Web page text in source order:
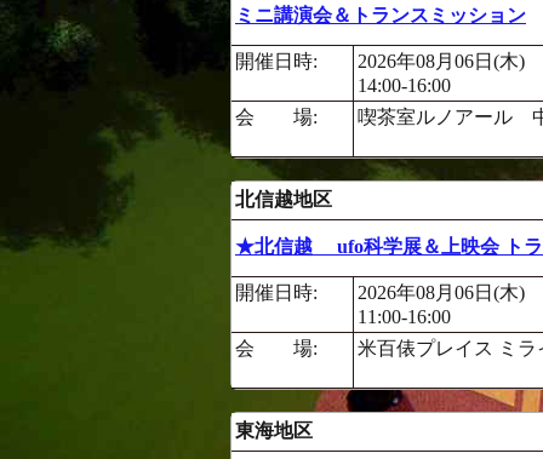
ミニ講演会＆トランスミッション
開催日時:
2026年08月06日(木)
14:00-16:00
会 場:
喫茶室ルノアール
北信越地区
★北信越 ufo科学展＆上映会 ト
開催日時:
2026年08月06日(木)
11:00-16:00
会 場:
米百俵プレイス ミラ
東海地区